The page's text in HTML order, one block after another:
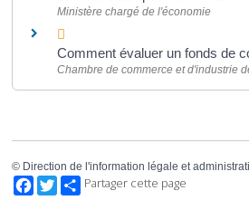
Ministère chargé de l'économie
Comment évaluer un fonds de
Chambre de commerce et d'industrie
© Direction de l'information légale et
Facebook
TwitterPartager cette page